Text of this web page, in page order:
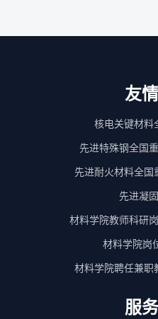
友
核电关键材料
先进特殊钢全国
先进耐火材料全国
先进凝
材料学院教师科研
材料学院岗
材料学院聘任兼职
服